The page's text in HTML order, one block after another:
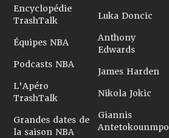
Encyclopédie
TrashTalk
Équipes NBA
Podcasts NBA
L'Apéro
TrashTalk
Grandes dates de
la saison NBA
Luka Doncic
Anthony
Edwards
James Harden
Nikola Jokic
Giannis
Antetokounmpo